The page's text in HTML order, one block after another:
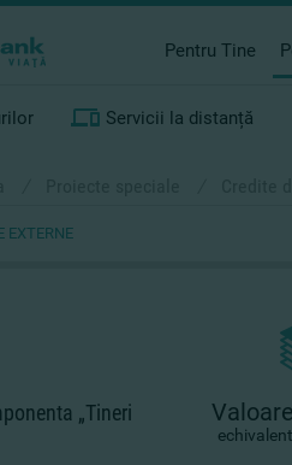
Pentru Tine
Servicii la distanță
EXTERNE
„Tineri